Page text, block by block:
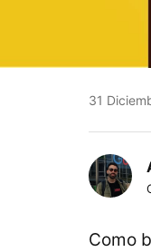
31
Como